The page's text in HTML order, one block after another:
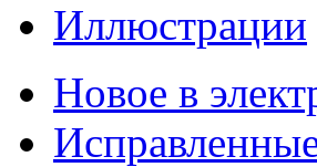
Иллюстрации
Новое в